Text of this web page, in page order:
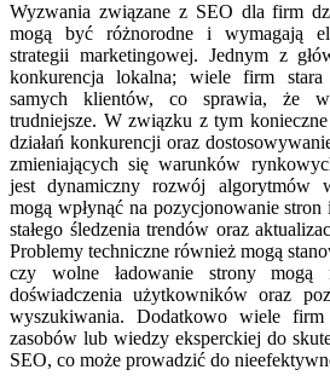
Wyzwania związane z SEO dla firm
mogą być różnorodne i wymagają
strategii marketingowej. Jednym z
konkurencja lokalna; wiele firm
samych klientów, co sprawia, że
trudniejsze. W związku z tym
działań konkurencji oraz
zmieniających się warunków
jest dynamiczny rozwój algorytmów
mogą wpłynąć na pozycjonowanie
stałego śledzenia trendów oraz
Problemy techniczne również mogą
czy wolne ładowanie strony mogą
doświadczenia użytkowników oraz
wyszukiwania. Dodatkowo wiele firm
zasobów lub wiedzy eksperckiej do
SEO, co może prowadzić do